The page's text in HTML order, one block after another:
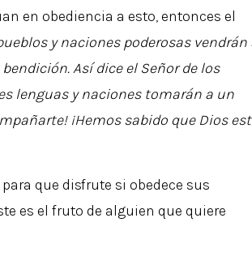
en obediencia a esto, entonces el
y naciones poderosas vendrán
Así dice el Señor de los
lenguas y naciones tomarán a un
¡Hemos sabido que Dios
que disfrute si obedece sus
es el fruto de alguien que quiere